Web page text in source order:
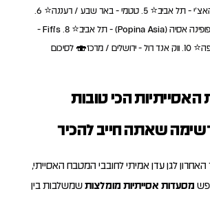
⭐ 5. טטמי - באר שבע / רעננה
⭐ 8. Fifi’s -
⭐ 10. ווק אנד רול - ירושלים / מרכז 🍣 לסיכום
הכי טובות
שאתה חייב להכיר
לגן עדן אמיתי לחובבי המטבח האסייתי,
מסעדות אסייתיות מומלצות שמשלבות בין